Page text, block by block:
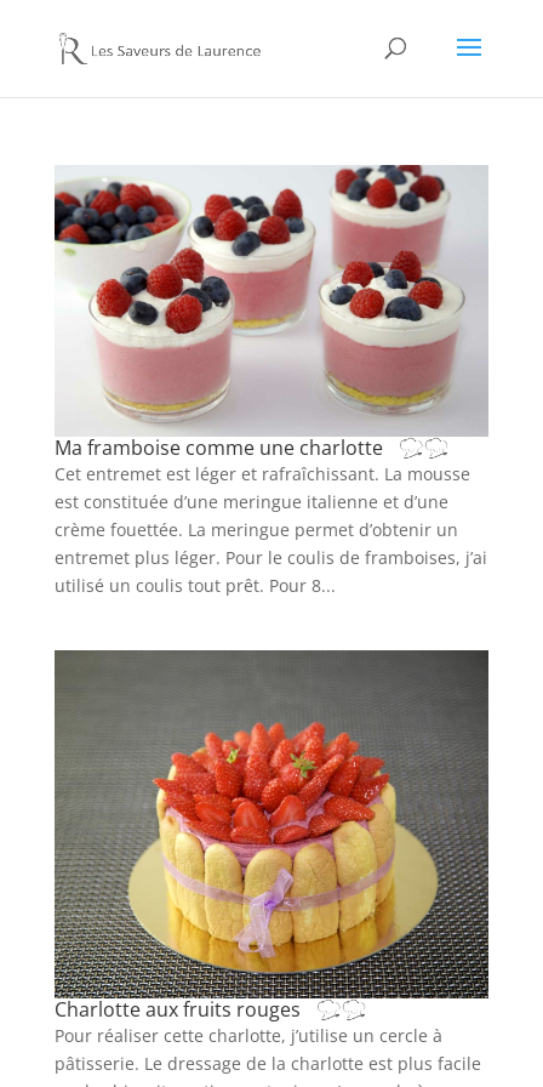
Ma framboise comme une charlotte
Cet entremet est léger et rafraîchissant. La mousse
est constituée d’une meringue italienne et d’une
crème fouettée. La meringue permet d’obtenir un
entremet plus léger. Pour le coulis de framboises, j’ai
utilisé un coulis tout prêt. Pour 8...
Charlotte aux fruits rouges
Pour réaliser cette charlotte, j’utilise un cercle à
pâtisserie. Le dressage de la charlotte est plus facile